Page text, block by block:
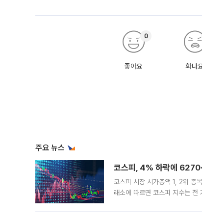
좋아요
0
화나
주요 뉴스
코스피, 4% 하락에 6270
코스피 시장 시가총액 1, 2위 종
래소에 따르면 코스피 지수는